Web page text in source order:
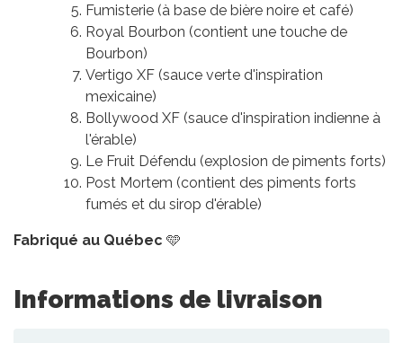
Fumisterie (à base de bière noire et café)
Royal Bourbon (contient une touche de
Bourbon)
Vertigo XF (sauce verte d'inspiration
mexicaine)
Bollywood XF (sauce d'inspiration indienne à
l'érable)
Le Fruit Défendu (explosion de piments forts)
Post Mortem (contient des piments forts
fumés et du sirop d'érable)
Fabriqué au Québec 🩵
Informations de livraison